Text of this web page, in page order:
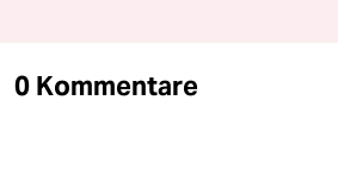
0 Kommentare